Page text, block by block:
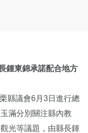
鍾東錦承諾配合地方
縣議會6月3日進行總
滿分別關注縣內教
光等議題，由縣長鍾